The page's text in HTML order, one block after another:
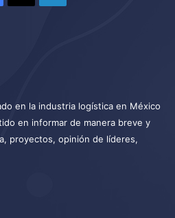
en la industria logística en México
en informar de manera breve y
proyectos, opinión de líderes,